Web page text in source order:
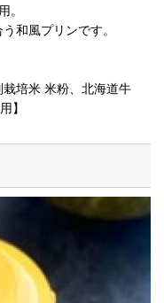
。
和風プリンです。
栽培米 米粉、北海道牛
】